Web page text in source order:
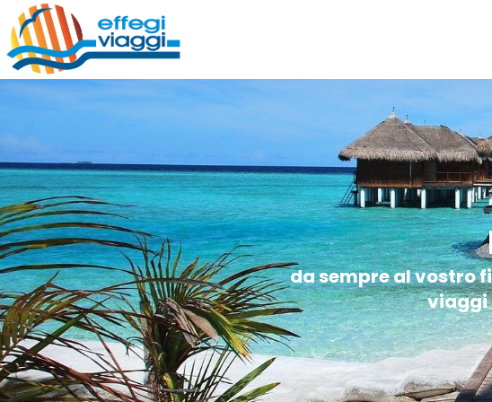
da sempre al vostro
viaggi